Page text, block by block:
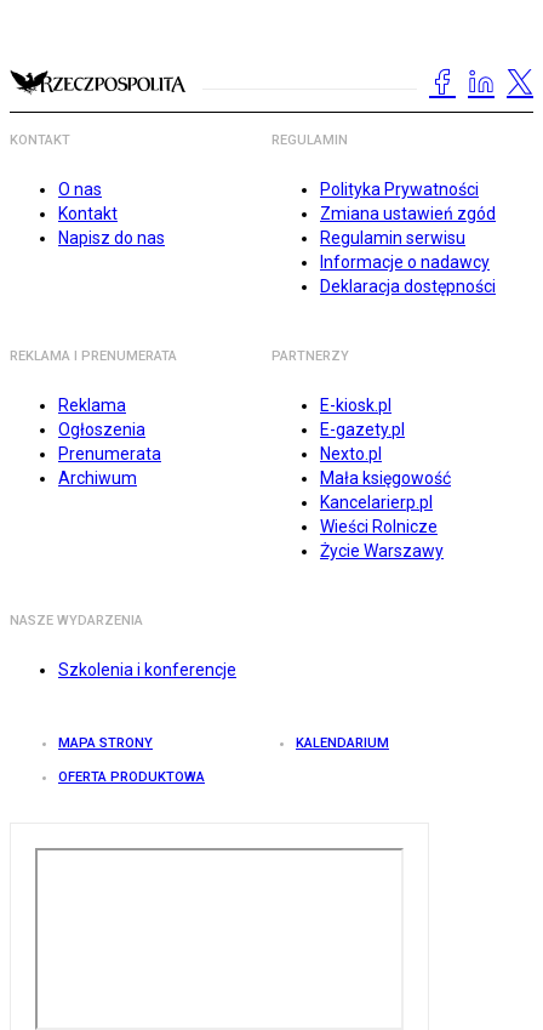
KONTAKT
O nas
Kontakt
Napisz do nas
REGULAMIN
Polityka Prywatności
Zmiana ustawień zgód
Regulamin serwisu
Informacje o nadawcy
Deklaracja dostępności
REKLAMA I PRENUMERATA
Reklama
Ogłoszenia
Prenumerata
Archiwum
PARTNERZY
E-kiosk.pl
E-gazety.pl
Nexto.pl
Mała księgowość
Kancelarierp.pl
Wieści Rolnicze
Życie Warszawy
NASZE WYDARZENIA
Szkolenia i konferencje
MAPA STRONY KALENDARIUM
OFERTA PRODUKTOWA